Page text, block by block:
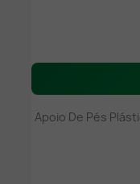
Apoio De Pés